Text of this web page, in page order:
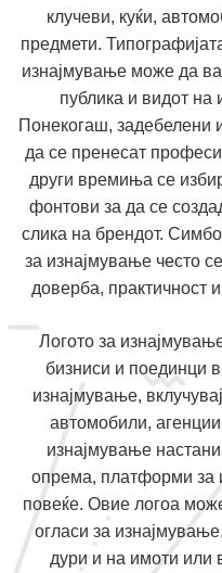
клучеви, куќи,
предмети.
изнајмување може да
публика и видот на
Понекогаш, задебелени
да се пренесат
други времиња се
фонтови за да се
слика на брендот.
за изнајмување често
доверба, практичност
Логото за
бизниси и поединци
изнајмување,
автомобили,
изнајмување
опрема, платформи за
повеќе. Овие логоа
огласи за
дури и на имоти или